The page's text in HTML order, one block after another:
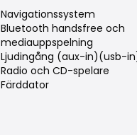
Navigationssystem
Bluetooth handsfree och
mediauppspelning
Ljudingång (aux-in)(usb-
Radio och CD-spelare
Färddator